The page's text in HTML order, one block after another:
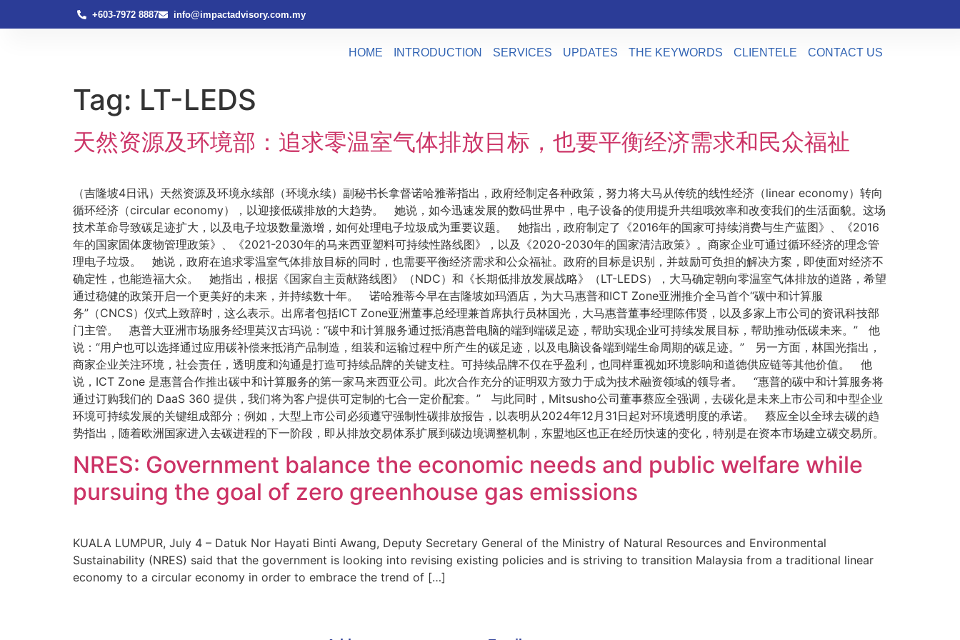
+603-7972 8887 info@impactadvisory.com.my
HOME INTRODUCTION SERVICES UPDATES THE KEYWORDS CLIENTELE CONTACT US
Tag: LT-LEDS
天然资源及环境部：追求零温室气体排放目标，也要平衡经济需求和民众福祉
（吉隆坡4日讯）天然资源及环境永续部（环境永续）副秘书长拿督诺哈雅蒂指出，政府经制定各种政策，努力将大马从传统的线性经济（linear economy）转向
循环经济（circular economy），以迎接低碳排放的大趋势。 她说，如今迅速发展的数码世界中，电子设备的使用提升共组哦效率和改变我们的生活面貌。这场
技术革命导致碳足迹扩大，以及电子垃圾数量激增，如何处理电子垃圾成为重要议题。 她指出，政府制定了《2016年的国家可持续消费与生产蓝图》、《2016
年的国家固体废物管理政策》、《2021-2030年的马来西亚塑料可持续性路线图》，以及《2020-2030年的国家清洁政策》。商家企业可通过循环经济的理念管
理电子垃圾。 她说，政府在追求零温室气体排放目标的同时，也需要平衡经济需求和公众福祉。政府的目标是识别，并鼓励可负担的解决方案，即使面对经济不
确定性，也能造福大众。 她指出，根据《国家自主贡献路线图》（NDC）和《长期低排放发展战略》（LT-LEDS），大马确定朝向零温室气体排放的道路，希望
通过稳健的政策开启一个更美好的未来，并持续数十年。 诺哈雅蒂今早在吉隆坡如玛酒店，为大马惠普和ICT Zone亚洲推介全马首个“碳中和计算服
务”（CNCS）仪式上致辞时，这么表示。出席者包括ICT Zone亚洲董事总经理兼首席执行员林国光，大马惠普董事经理陈伟贤，以及多家上市公司的资讯科技部
门主管。 惠普大亚洲市场服务经理莫汉古玛说：“碳中和计算服务通过抵消惠普电脑的端到端碳足迹，帮助实现企业可持续发展目标，帮助推动低碳未来。” 他
说：“用户也可以选择通过应用碳补偿来抵消产品制造，组装和运输过程中所产生的碳足迹，以及电脑设备端到端生命周期的碳足迹。” 另一方面，林国光指出，
商家企业关注环境，社会责任，透明度和沟通是打造可持续品牌的关键支柱。可持续品牌不仅在乎盈利，也同样重视如环境影响和道德供应链等其他价值。 他
说，ICT Zone 是惠普合作推出碳中和计算服务的第一家马来西亚公司。此次合作充分的证明双方致力于成为技术融资领域的领导者。 “惠普的碳中和计算服务将
通过订购我们的 DaaS 360 提供，我们将为客户提供可定制的七合一定价配套。” 与此同时，Mitsusho公司董事蔡应全强调，去碳化是未来上市公司和中型企业
环境可持续发展的关键组成部分；例如，大型上市公司必须遵守强制性碳排放报告，以表明从2024年12月31日起对环境透明度的承诺。 蔡应全以全球去碳的趋
势指出，随着欧洲国家进入去碳进程的下一阶段，即从排放交易体系扩展到碳边境调整机制，东盟地区也正在经历快速的变化，特别是在资本市场建立碳交易所。
NRES: Government balance the economic needs and public welfare while
pursuing the goal of zero greenhouse gas emissions
KUALA LUMPUR, July 4 – Datuk Nor Hayati Binti Awang, Deputy Secretary General of the Ministry of Natural Resources and Environmental
Sustainability (NRES) said that the government is looking into revising existing policies and is striving to transition Malaysia from a traditional linear
economy to a circular economy in order to embrace the trend of […]